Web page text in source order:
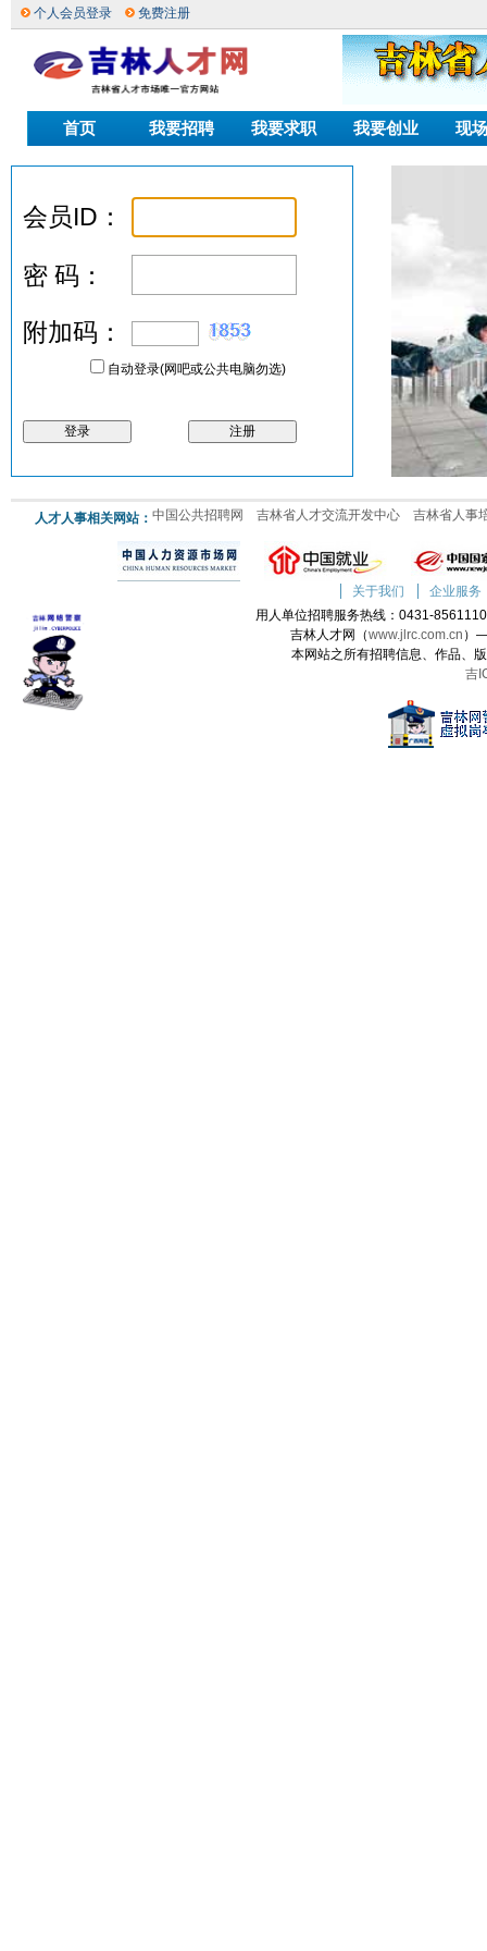
个人会员登录 免费注册
首页 我要招聘 我要求职 我要创业 现
会员ID：
密 码：
附加码：
自动登录(网吧或公共电脑勿选)
人才人事相关网站： 中国公共招聘网 吉林省人才交流开发中心 吉林省人事
关于我们
企业服务
用人单位招聘服务热线：0431-
吉林人才网（www.jlrc.com.cn ）
本网站之所有招聘信息、作品、
吉